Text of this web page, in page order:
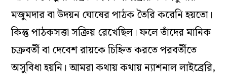
মজুমদার বা উদয়ন ঘোষের পাঠক তৈরি করেনি হয়তো।
কিন্তু পাঠকসত্তা সক্রিয় রেখেছিল। ফলে তাঁদের মানিক
চক্রবর্তী বা দেবেশ রায়কে চিহ্নিত করতে পরবর্তীতে
অসুবিধা হয়নি। আমরা কথায় কথায় ন্যাশনাল লাইব্রেরি,